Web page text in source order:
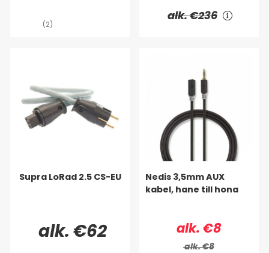
(2)
alk. €236
Supra LoRad 2.5 CS-EU
alk. €62
Nedis 3,5mm AUX
kabel, hane till hona
alk. €8
alk. €8